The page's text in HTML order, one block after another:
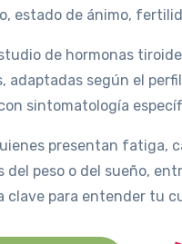
estado de ánimo,
de hormonas
adaptadas según el
sintomatología
presentan fatiga,
del peso o del sueño,
clave para entender tu